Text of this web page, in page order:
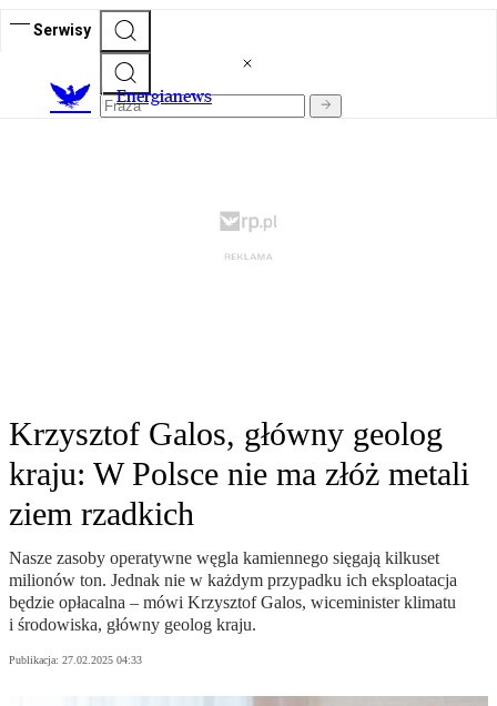
Serwisy
Energianews
Krzysztof Galos, główny geolog
kraju: W Polsce nie ma złóż metali
ziem rzadkich
Nasze zasoby operatywne węgla kamiennego sięgają kilkuset
milionów ton. Jednak nie w każdym przypadku ich eksploatacja
będzie opłacalna – mówi Krzysztof Galos, wiceminister klimatu
i środowiska, główny geolog kraju.
Publikacja: 27.02.2025 04:33